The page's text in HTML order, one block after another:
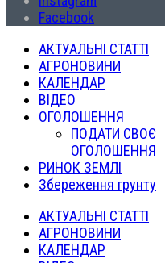
Facebook
АКТУАЛЬНІ СТАТТІ
АГРОНОВИНИ
КАЛЕНДАР
ВІДЕО
ОГОЛОШЕННЯ
ПОДАТИ СВОЄ
ОГОЛОШЕННЯ
РИНОК ЗЕМЛІ
Збереження грунту
АКТУАЛЬНІ СТАТТІ
АГРОНОВИНИ
КАЛЕНДАР